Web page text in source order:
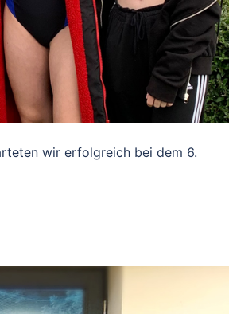
wir erfolgreich bei dem 6.